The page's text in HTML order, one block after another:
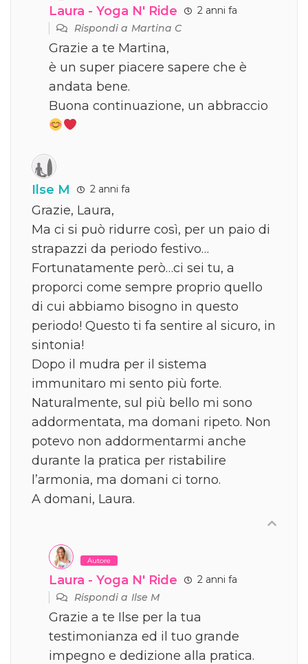
Laura - Yoga N' Ride
2 anni fa
Rispondi aMartina C
Grazie a te Martina,
è un super piacere sapere che è
andata bene.
Buona continuazione, un abbraccio
Ilse M 2 anni fa
Grazie, Laura,
Ma ci si può ridurre così, per un paio di
strapazzi da periodo festivo…
Fortunatamente però…ci sei tu, a
proporci come sempre proprio quello
di cui abbiamo bisogno in questo
periodo! Questo ti fa sentire al sicuro, in
sintonia!
Dopo il mudra per il sistema
immunitaro mi sento più forte.
Naturalmente, sul più bello mi sono
addormentata, ma domani ripeto. Non
potevo non addormentarmi anche
durante la pratica per ristabilire
l’armonia, ma domani ci torno.
A domani, Laura.
Autore
Laura - Yoga N' Ride
2 anni fa
Rispondi aIlse M
Grazie a te Ilse per la tua
testimonianza ed il tuo grande
impegno e dedizione alla pratica.